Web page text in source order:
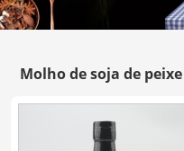
Molho de soja de